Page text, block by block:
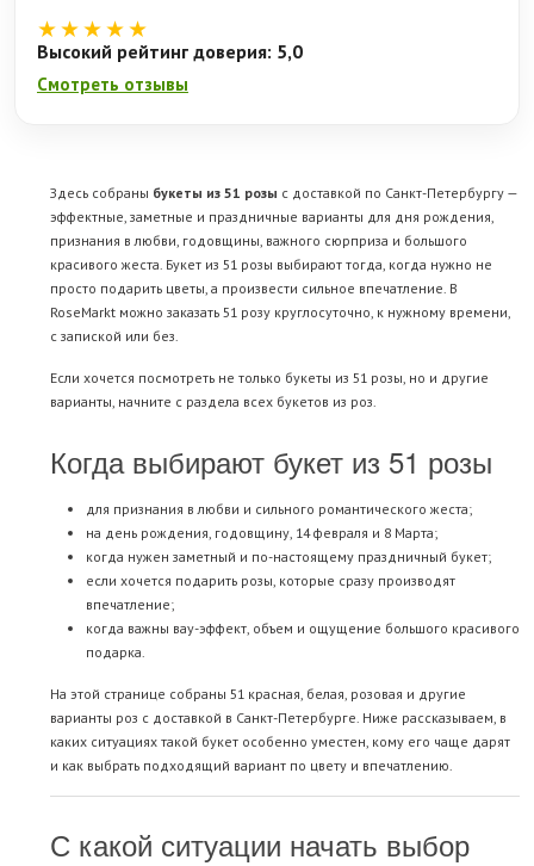
★★★★★
Высокий рейтинг доверия: 5,0
Смотреть отзывы
Здесь собраны букеты из 51 розы с доставкой по Санкт-Петербургу —
эффектные, заметные и праздничные варианты для дня рождения,
признания в любви, годовщины, важного сюрприза и большого
красивого жеста. Букет из 51 розы выбирают тогда, когда нужно не
просто подарить цветы, а произвести сильное впечатление. В
RoseMarkt можно заказать 51 розу круглосуточно, к нужному времени,
с запиской или без.
Если хочется посмотреть не только букеты из 51 розы, но и другие
варианты, начните с раздела всех букетов из роз
Когда выбирают букет из 51 розы
для признания в любви и сильного романтического жеста;
на день рождения, годовщину, 14 февраля и 8 Марта;
когда нужен заметный и по-настоящему праздничный букет;
если хочется подарить розы, которые сразу производят
впечатление;
когда важны вау-эффект, объем и ощущение большого красивого
подарка.
На этой странице собраны 51 красная, белая, розовая и другие
варианты роз с доставкой в Санкт-Петербурге. Ниже рассказываем, в
каких ситуациях такой букет особенно уместен, кому его чаще дарят
и как выбрать подходящий вариант по цвету и впечатлению.
С какой ситуации начать выбор